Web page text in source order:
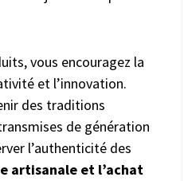
vous encouragez la
et l’innovation.
des traditions
de génération
l’authenticité des
artisanale et l’achat